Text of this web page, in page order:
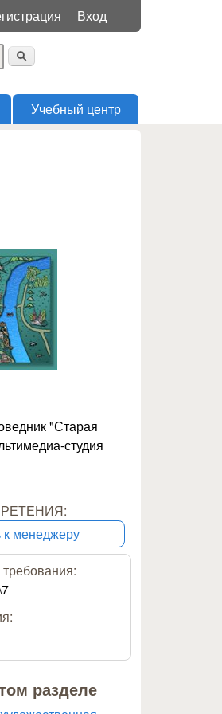
пользователя
Вход
Учебный центр
"Старая
студия
к менеджеру
разделе